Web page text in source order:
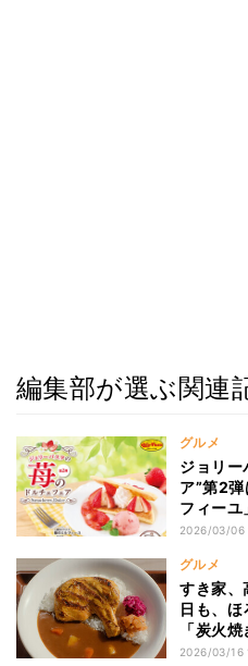
編集部が選ぶ関連
グルメ
ジョリー
ア”第2
フィーユ
2026/03/06
グルメ
すき家、
日も、
「炭火
張る姿に
2026/03/16